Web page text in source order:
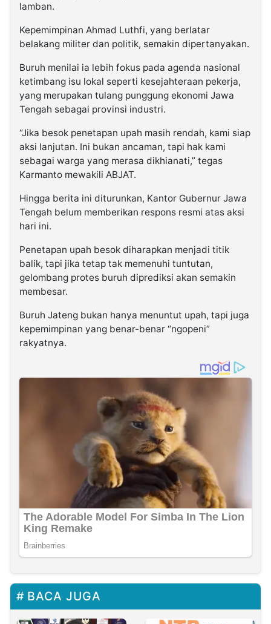
lamban.
Kepemimpinan Ahmad Luthfi, yang berlatar
belakang militer dan politik, semakin dipertanyakan.
Buruh menilai ia lebih fokus pada agenda nasional
ketimbang isu lokal seperti kesejahteraan pekerja,
yang merupakan tulang punggung ekonomi Jawa
Tengah sebagai provinsi industri.
“Jika besok penetapan upah masih rendah, kami siap
aksi lanjutan. Ini bukan ancaman, tapi hak kami
sebagai warga yang merasa dikhianati,” tegas
Karmanto mewakili ABJAT.
Hingga berita ini diturunkan, Kantor Gubernur Jawa
Tengah belum memberikan respons resmi atas aksi
hari ini.
Penetapan upah besok diharapkan menjadi titik
balik, tapi jika tetap tak memenuhi tuntutan,
gelombang protes buruh diprediksi akan semakin
membesar.
Buruh Jateng bukan hanya menuntut upah, tapi juga
kepemimpinan yang benar-benar “ngopeni”
rakyatnya.
BACA JUGA